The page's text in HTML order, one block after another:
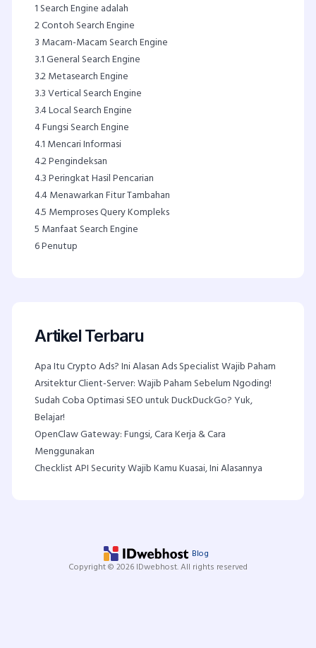
1 Search Engine adalah
2Contoh Search Engine
3 Macam-Macam Search Engine
3.1General Search Engine
3.2Metasearch Engine
3.3Vertical Search Engine
3.4Local Search Engine
4Fungsi Search Engine
4.1 Mencari Informasi
4.2Pengindeksan
4.3Peringkat Hasil Pencarian
4.4Menawarkan Fitur Tambahan
4.5 Memproses Query Kompleks
5 Manfaat Search Engine
6Penutup
Artikel Terbaru
Apa Itu Crypto Ads? Ini Alasan Ads Specialist Wajib Paham
Arsitektur Client-Server: Wajib Paham Sebelum Ngoding!
Sudah Coba Optimasi SEO untuk DuckDuckGo? Yuk,
Belajar!
OpenClaw Gateway: Fungsi, Cara Kerja & Cara
Menggunakan
Checklist API Security Wajib Kamu Kuasai, Ini Alasannya
Blog
Copyright © 2026 IDwebhost. All rights reserved